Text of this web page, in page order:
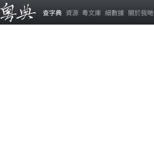
查字典 資源 粵文庫 細數據 關於我哋